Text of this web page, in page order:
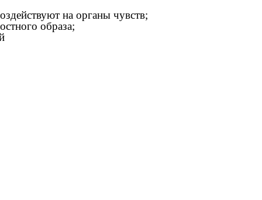
на органы чувств;
образа;